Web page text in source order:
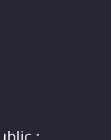
: